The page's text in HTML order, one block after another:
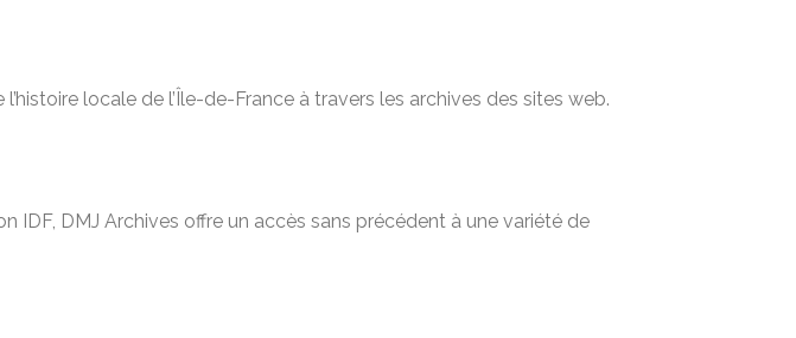
locale de l’Île-de-France à travers les archives des sites web.
IDF, DMJ Archives offre un accès sans précédent à une variété de